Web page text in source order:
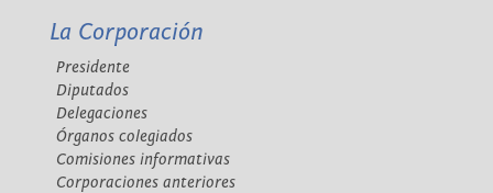
La Corporación
Presidente
Diputados
Delegaciones
Órganos colegiados
Comisiones informativas
Corporaciones anteriores